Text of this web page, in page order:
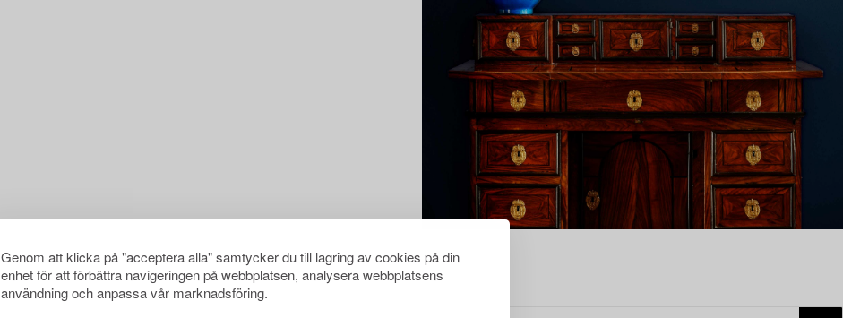
Genom att klicka på "acceptera alla" samtycker du till lagring av cookies på din
enhet för att förbättra navigeringen på webbplatsen, analysera webbplatsens
användning och anpassa vår marknadsföring.